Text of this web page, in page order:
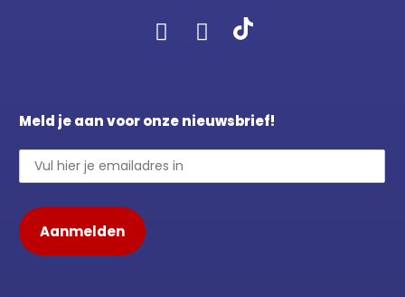
Meld je aan voor onze nieuwsbrief!